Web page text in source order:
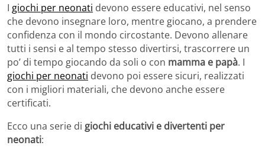
I giochi per neonati devono essere educativi, nel senso
che devono insegnare loro, mentre giocano, a prendere
confidenza con il mondo circostante. Devono allenare
tutti i sensi e al tempo stesso divertirsi, trascorrere un
po’ di tempo giocando da soli o con mamma e papà. I
giochi per neonati devono poi essere sicuri, realizzati
con i migliori materiali, che devono anche essere
certificati.
Ecco una serie di giochi educativi e divertenti per
neonati: